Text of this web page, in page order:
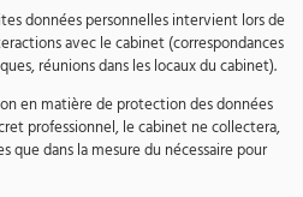
données personnelles intervient lors de
avec le cabinet (correspondances
réunions dans les locaux du cabinet).
en matière de protection des données
professionnel, le cabinet ne collectera,
que dans la mesure du nécessaire pour